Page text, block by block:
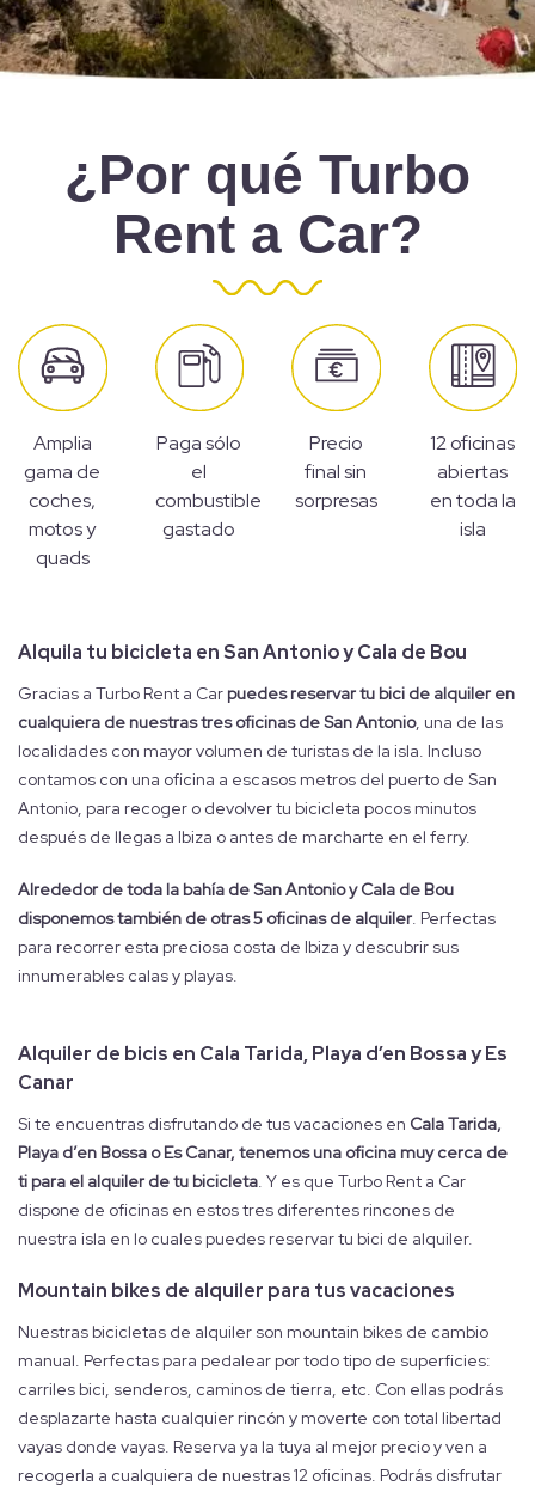
¿Por qué Turbo
Rent a Car?
Amplia
gama de
coches,
motos y
quads
Paga sólo
el
combustible
gastado
Precio
final sin
sorpresas
12 oficinas
abiertas
en toda la
isla
Alquila tu bicicleta en San Antonio y Cala de Bou
Gracias a Turbo Rent a Car puedes reservar tu bici de alquiler en
cualquiera de nuestras tres oficinas de San Antonio, una de las
localidades con mayor volumen de turistas de la isla. Incluso
contamos con una oficina a escasos metros del puerto de San
Antonio, para recoger o devolver tu bicicleta pocos minutos
después de llegas a Ibiza o antes de marcharte en el ferry.
Alrededor de toda la bahía de San Antonio y Cala de Bou
disponemos también de otras 5 oficinas de alquiler. Perfectas
para recorrer esta preciosa costa de Ibiza y descubrir sus
innumerables calas y playas.
Alquiler de bicis en Cala Tarida, Playa d’en Bossa y Es
Canar
Si te encuentras disfrutando de tus vacaciones en Cala Tarida,
Playa d’en Bossa o Es Canar, tenemos una oficina muy cerca de
ti para el alquiler de tu bicicleta. Y es que Turbo Rent a Car
dispone de oficinas en estos tres diferentes rincones de
nuestra isla en lo cuales puedes reservar tu bici de alquiler.
Mountain bikes de alquiler para tus vacaciones
Nuestras bicicletas de alquiler son mountain bikes de cambio
manual. Perfectas para pedalear por todo tipo de superficies:
carriles bici, senderos, caminos de tierra, etc. Con ellas podrás
desplazarte hasta cualquier rincón y moverte con total libertad
vayas donde vayas. Reserva ya la tuya al mejor precio y ven a
recogerla a cualquiera de nuestras 12 oficinas. Podrás disfrutar